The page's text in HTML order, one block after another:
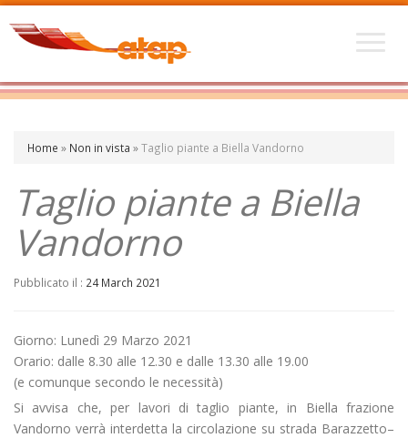
Home » Non in vista »Taglio piante a Biella Vandorno
Taglio piante a Biella
Vandorno
Pubblicato il : 24 March 2021
Giorno: Lunedì 29 Marzo 2021
Orario: dalle 8.30 alle 12.30 e dalle 13.30 alle 19.00
(e comunque secondo le necessità)
Si avvisa che, per lavori di taglio piante, in Biella frazione
Vandorno verrà interdetta la circolazione su strada Barazzetto–